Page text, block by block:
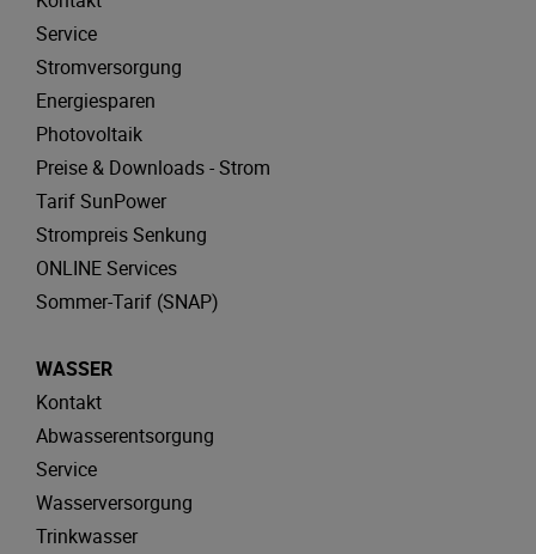
Service
Stromversorgung
Energiesparen
Photovoltaik
Preise & Downloads - Strom
Tarif SunPower
Strompreis Senkung
ONLINE Services
Sommer-Tarif (SNAP)
WASSER
Kontakt
Abwasserentsorgung
Service
Wasserversorgung
Trinkwasser